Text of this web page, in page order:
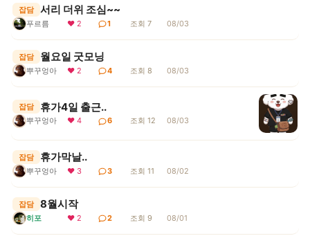
잡담 서리 더위 조심~~
푸르름 ❤ 2 1 조회 7 08/03
잡담 월요일 굿모닝
뿌꾸엉아 ❤ 2 4 조회 8 08/03
잡담 휴가4일 출근..
뿌꾸엉아 ❤ 4 6 조회 12 08/03
잡담 휴가막날..
뿌꾸엉아 ❤ 3 3 조회 11 08/02
잡담 8월시작
히포 ❤ 2 2 조회 9 08/01